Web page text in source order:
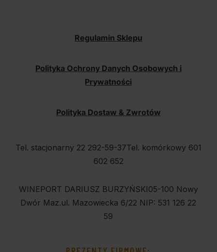
Regulamin Sklepu
Polityka Ochrony Danych Osobowych i
Prywatności
Polityka Dostaw & Zwrotów
Tel. stacjonarny 22 292-59-37Tel. komórkowy 601
602 652
WINEPORT DARIUSZ BURZYŃSKI05-100 Nowy
Dwór Maz.ul. Mazowiecka 6/22 NIP: 531 126 22
59